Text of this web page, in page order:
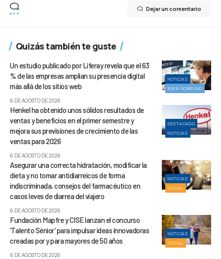
Dejar un comentario
Quizás también te guste
NOTICIAS
BUEN GOBIERNO
Un estudio publicado por Liferay revela que el 63
% de las empresas amplían su presencia digital
más allá de los sitios web
6 DE AGOSTO DE 2026
DESTACADO
NOTICIAS
Henkel ha obtenido unos sólidos resultados de
ventas y beneficios en el primer semestre y
mejora sus previsiones de crecimiento de las
ventas para 2026
6 DE AGOSTO DE 2026
NOTICIAS
SOCIAL
Asegurar una correcta hidratación, modificar la
dieta y no tomar antidiarreicos de forma
indiscriminada, consejos del farmacéutico en
casos leves de diarrea del viajero
6 DE AGOSTO DE 2026
NOTICIAS
SOCIAL
Fundación Mapfre y CISE lanzan el concurso
‘Talento Sénior’ para impulsar ideas innovadoras
creadas por y para mayores de 50 años
6 DE AGOSTO DE 2026